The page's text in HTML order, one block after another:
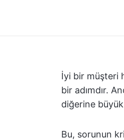
İyi bir müşteri
bir adımdır.
diğerine
Bu, sorunun